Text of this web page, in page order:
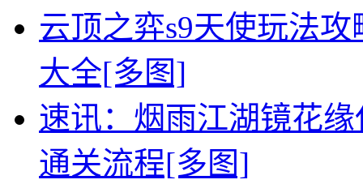
云顶之弈s9天使玩法
大全[多图]
速讯：烟雨江湖镜花
通关流程[多图]